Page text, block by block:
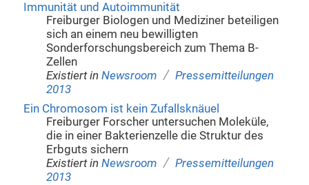
Immunität und Autoimmunität
Freiburger Biologen und Mediziner beteiligen
sich an einem neu bewilligten
Sonderforschungsbereich zum Thema B-
Zellen
Existiert in Newsroom / Pressemitteilungen
2013
Ein Chromosom ist kein Zufallsknäuel
Freiburger Forscher untersuchen Moleküle,
die in einer Bakterienzelle die Struktur des
Erbguts sichern
Existiert in Newsroom / Pressemitteilungen
2013